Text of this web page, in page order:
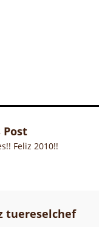
Post
Feliz 2010!!
tuereselchef